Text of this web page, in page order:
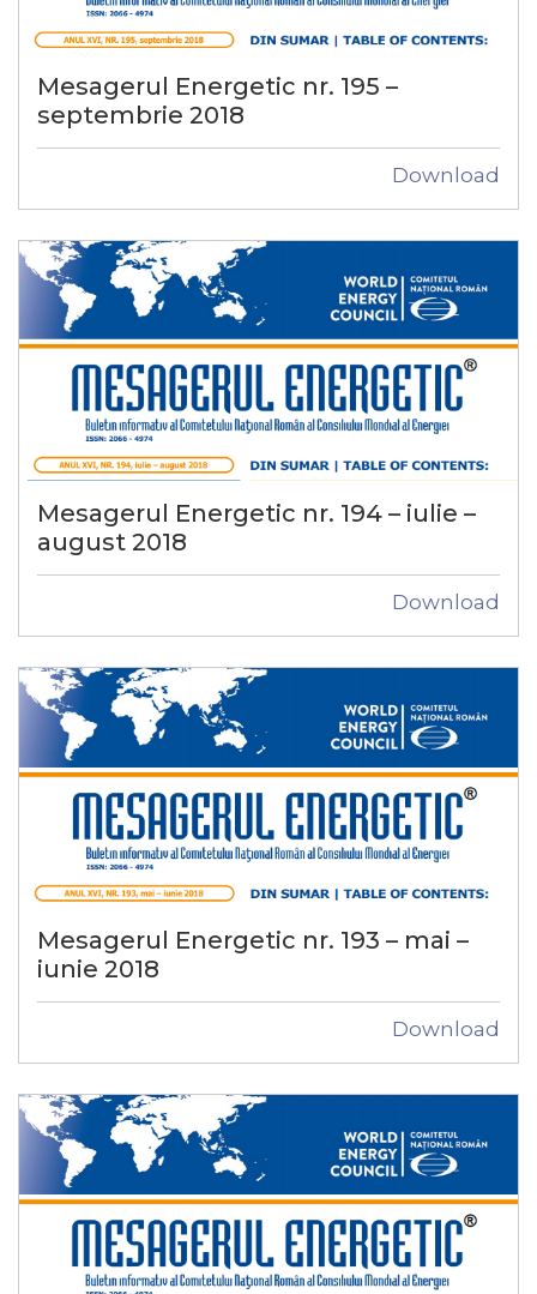
Mesagerul Energetic nr. 195 –
septembrie 2018
Download
Mesagerul Energetic nr. 194 – iulie –
august 2018
Download
Mesagerul Energetic nr. 193 – mai –
iunie 2018
Download